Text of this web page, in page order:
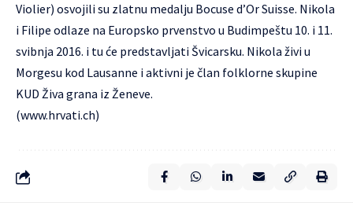
Violier) osvojili su zlatnu medalju Bocuse d’Or Suisse. Nikola
i Filipe odlaze na Europsko prvenstvo u Budimpeštu 10. i 11.
svibnja 2016. i tu će predstavljati Švicarsku. Nikola živi u
Morgesu kod Lausanne i aktivni je član folklorne skupine
KUD Živa grana iz Ženeve.
(www.hrvati.ch)